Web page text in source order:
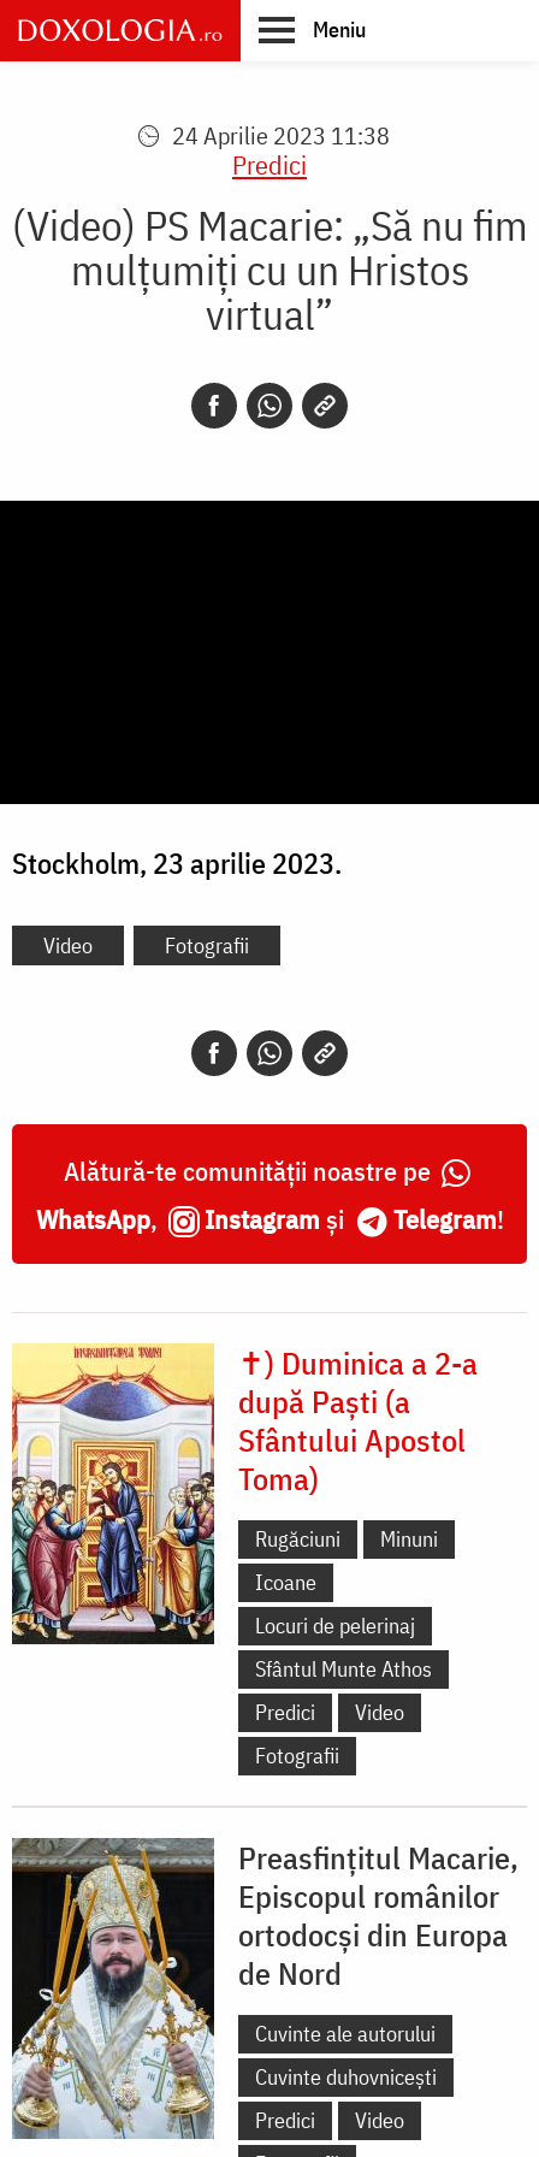
Skip
to
main
Meniu
24 Aprilie 2023 11:38
Predici
(Video) PS Macarie: „Să nu fim
mulțumiți cu un Hristos
virtual”
Stockholm, 23 aprilie 2023.
Video Fotografii
Alătură-te comunității noastre pe
WhatsApp, Instagram și Telegram!
✝) Duminica a 2-a
după Paști (a
Sfântului Apostol
Toma)
Rugăciuni
Minuni
Icoane
Locuri de pelerinaj
Sfântul Munte Athos
Predici
Video
Fotografii
Preasfințitul Macarie,
Episcopul românilor
ortodocși din Europa
de Nord
Cuvinte ale autorului
Cuvinte duhovnicești
Predici
Video